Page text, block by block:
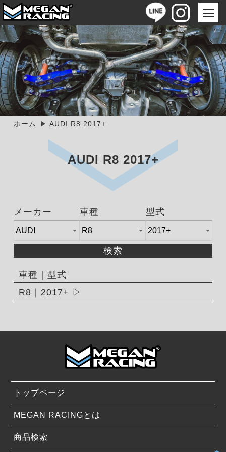
ホーム AUDI R8 2017+
AUDI R8 2017+
メーカー 車種 型式
検索
車種｜型式
R8｜2017+
トップページ
MEGAN RACINGとは
商品検索